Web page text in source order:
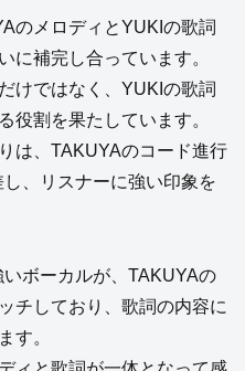
のメロディとYUKIの歌詞
に補完し合っています。
けではなく、YUKIの歌詞
役割を果たしています。
は、TAKUYAのコード進行
、リスナーに強い印象を
ボーカルが、TAKUYAの
チしており、歌詞の内容に
す。